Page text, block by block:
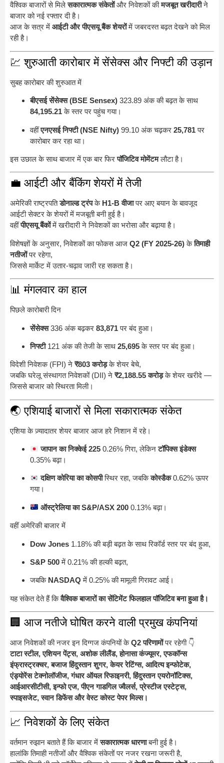
वैश्विक बाजारों से मिलेसकारात्मक संकेतोंऔर निवेशकों कीमजबूत खरीदारीने
बाजार को नई रफ्तार दी है।
आज के सत्र में आईटी और पीएसयू बैंक शेयरोंमें जबरदस्त बढ़त देखने को मिल
रही है।
💹 शुरुआती कारोबार में सेंसेक्स और निफ्टी की उड़ान
सुबह कारोबार की शुरुआत में
बीएसई सेंसेक्स (BSE Sensex) 323.89 अंक की बढ़त के साथ
84,195.21के स्तर पर पहुंच गया।
वहींएनएसई निफ्टी (NSE Nifty) 99.10 अंक चढ़कर 25,781पर
कारोबार कर रहा था।
इस उछाल के साथ बाजार में एक बार फिरपॉजिटिव मोमेंटमलौटा है।
💼 आईटी और बैंकिंग शेयरों में तेजी
अमेरिकी राष्ट्रपतिडोनाल्ड ट्रंपके H1-B वीजापर आए बयान के बावजूद
आईटी सेक्टर के शेयरों में मजबूती बनी हुई है।
वहींपीएसयू बैंकोंमें खरीदारी ने निवेशकों का भरोसा और बढ़ाया है।
विशेषज्ञों के अनुसार, निवेशकों का फोकस आज Q2 (FY 2025-26)केतिमाही
नतीजोंपर रहेगा,
जिससे मार्केट में उतार-चढ़ाव जारी रह सकता है।
📊 मंगलवार का हाल
पिछले कारोबारी दिन
सेंसेक्स336 अंक बढ़कर 83,871पर बंद हुआ।
निफ्टी121 अंक की तेजी के साथ 25,695के स्तर पर बंद हुआ।
विदेशी निवेशक (FPI) ने ₹803 करोड़के शेयर बेचे,
जबकि घरेलू संस्थागत निवेशकों (DII) ने ₹2,188.55 करोड़के शेयर खरीदे —
जिससे बाजार को स्थिरता मिली।
🌏 एशियाई बाजारों से मिला सकारात्मक संकेत
एशिया के ज़्यादातर शेयर बाजार आज हरे निशान में रहे।
जापान का निक्केई 225 0.26% गिरा, लेकिनटॉपिक्स इंडेक्स
0.35% बढ़ा।
दक्षिण कोरिया का कोसपीस्थिर रहा, जबकिकोस्डैक0.62% ऊपर
गया।
ऑस्ट्रेलिया का S&P/ASX 200 0.13% बढ़ा।
वहीं अमेरिकी बाजार में
Dow Jones 1.18% की बड़ी बढ़त के साथ रिकॉर्ड स्तर पर बंद हुआ,
S&P 500में 0.21% की हल्की बढ़त,
जबकि NASDAQ में 0.25% की मामूली गिरावट आई।
यह संकेत देते हैं किवैश्विक बाजारों का सेंटिमेंट फिलहाल पॉजिटिव बना हुआ है।
🏢 आज नतीजे घोषित करने वाली प्रमुख कंपनियां
आज निवेशकों की नजर इन दिग्गज कंपनियों केQ2 परिणामोंपर रहेगी 👇
टाटा स्टील, एशियन पेंट्स, अशोक लीलैंड, होनासा कंज्यूमर, एफकॉन्स
इंफ्रास्ट्रक्चर, बजाज हिंदुस्तान शुगर, केयर रेटिंग्स, आदित्य इन्फोटेक,
एंड्योरेंस टेक्नोलॉजीज, गंधार ऑयल रिफाइनरी, हिंदुस्तान एयरोनॉटिक्स,
आईआरसीटीसी, इन्फो एज, पीएन गाडगिल ज्वैलर्स, प्रेस्टीज एस्टेट्स,
स्पाइसजेट, स्वान डिफेंस और वेस्ट कोस्ट पेपर मिल्स।
📈 निवेशकों के लिए संकेत
वर्तमान रुझान बताते हैं कि बाजार मेंसकारात्मक धारणाबनी हुई है।
हालांकि तिमाही नतीजों और वैश्विक संकेतों पर नजर रखना जरूरी है,